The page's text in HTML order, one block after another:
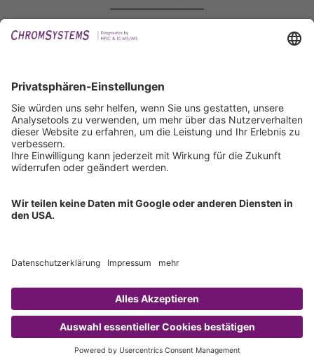
IFU anfordern
Zertifizierungen
ISO 9001 Zertifikat
Copyright © 2026 Chromsystems Instruments & Chemicals GmbH.